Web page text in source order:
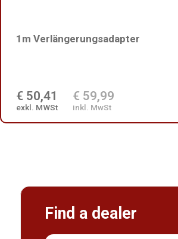
1m Verlängerungsadapter
€ 50,41
exkl. MWSt
€ 59,99
inkl. MwSt
Find a dealer